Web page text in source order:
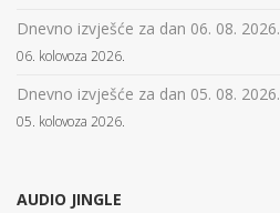
Dnevno izvješće za dan 06. 08. 2026.
06. kolovoza 2026.
Dnevno izvješće za dan 05. 08. 2026.
05. kolovoza 2026.
AUDIO JINGLE